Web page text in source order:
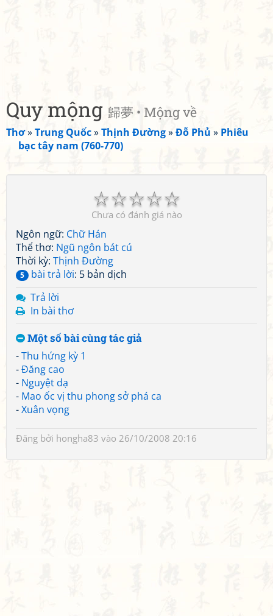
Quy mộng 歸夢 • Mộng về
Thơ»Trung Quốc»Thịnh Đường»Đỗ Phủ » Phiêu
bạc tây nam (760-770)
☆
☆
☆
☆
☆
Chưa có đánh giá nào
Ngôn ngữ: Chữ Hán
Thể thơ: Ngũ ngôn bát cú
Thời kỳ: Thịnh Đường
5 bài trả lời: 5 bản dịch
Trả lời
In bài thơ
Một số bài cùng tác giả
-Thu hứng kỳ 1
-Đăng cao
- Nguyệt dạ
- Mao ốc vị thu phong sở phá ca
-Xuân vọng
Đăng bởi hongha83 vào 26/10/2008 20:16